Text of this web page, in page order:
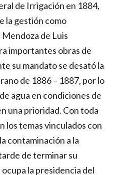
de Irrigación en 1884,
la gestión como
de Luis
importantes obras de
su mandato se desató la
de 1886 – 1887, por lo
agua en condiciones de
una prioridad. Con toda
los temas vinculados con
contaminación a la
de terminar su
la presidencia del